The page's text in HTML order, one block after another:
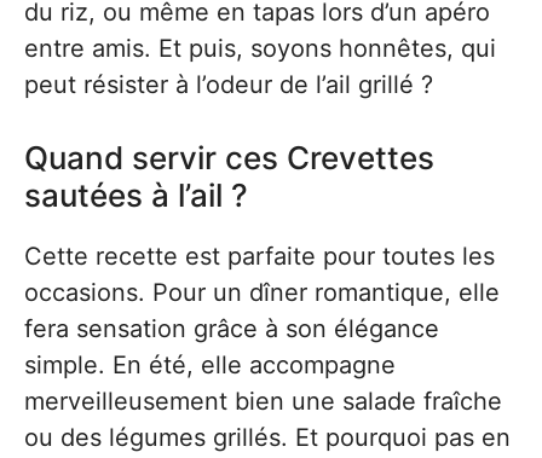
du riz, ou même en tapas lors d’un apéro
entre amis. Et puis, soyons honnêtes, qui
peut résister à l’odeur de l’ail grillé ?
Quand servir ces Crevettes
sautées à l’ail ?
Cette recette est parfaite pour toutes les
occasions. Pour un dîner romantique, elle
fera sensation grâce à son élégance
simple. En été, elle accompagne
merveilleusement bien une salade fraîche
ou des légumes grillés. Et pourquoi pas en